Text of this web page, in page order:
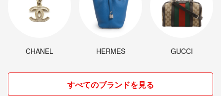
CHANEL HERMES GUCCI
すべてのブランドを見る